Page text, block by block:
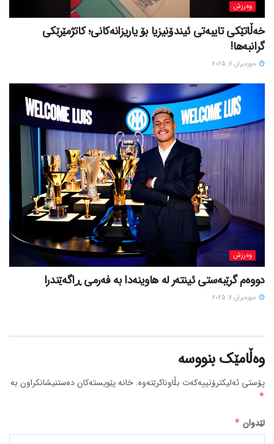
وەرزش
خەڵاتێکی تایبەتی ئیندۆنیزیا بۆ یاریزانەکانی؛ کاتژمێرێکی
گرانبەها!
حوزه‌یران 7, 2025
وەرزش
دووەم گرێبەستی ئینتەر لە هاوینەدا بە فەرمی ڕاگەێندرا
حوزه‌یران 7, 2025
وەڵامێک بنووسە
پۆستی ئەلیکترۆنییەکەت بڵاوناکرێتەوە. خانە پێویستەکان دەستنیشانکراون بە
*
لێدوان *